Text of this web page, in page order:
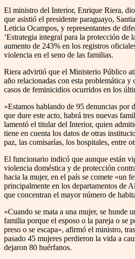
El ministro del Interior, Enrique Riera,
que asistió el presidente paraguayo,
Leticia Ocampos, y representantes de
‘Estrategia integral para la protección de
aumento de 243% en los registros
violencia en el seno de las familias.
Riera advirtió que el Ministerio Público
año relacionadas con esta problemática
casos de feminicidios ocurridos en los
«Estamos hablando de 95 denuncias por
que dure este acto, habrá tres nuevas
lamentó el titular del Interior, quien
tiene en cuenta los datos de otras
paz, las comisarías, los hospitales, entre
El funcionario indicó que aunque están
violencia doméstica y de protección
hacia la mujer, en el país se comete «un
principalmente en los departamentos de
que concentran el mayor número de
«Cuando se mata a una mujer, se hunde
familia porque el esposo o la pareja o se
preso o se escapa», afirmó el ministro,
pasado 45 mujeres perdieron la vida a
dejaron 80 huérfanos.